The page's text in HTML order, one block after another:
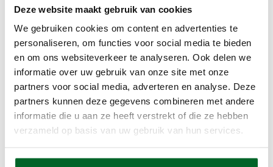
Deze website maakt gebruik van cookies
We gebruiken cookies om content en advertenties te
personaliseren, om functies voor social media te bieden
en om ons websiteverkeer te analyseren. Ook delen we
informatie over uw gebruik van onze site met onze
partners voor social media, adverteren en analyse. Deze
partners kunnen deze gegevens combineren met andere
informatie die u aan ze heeft verstrekt of die ze hebben
verzameld op basis van uw gebruik van hun services.
Draadloze doormelding optioneel
Alarm uitschakeling door systeemsleutel
5m. Aansluitkabel voeding en signaal doormelding
Stevige en robuuste metalen behuizing
5 jaar fabrieksgarantie
Gecertificeerd volgens EN1125
Potentiaal vrij wisselcontact voor ddormelding
Deur reed contact voorkomt dat de deur geopend blijft
Levering omvat:
Profielhalfcilinder met 2 sleutels